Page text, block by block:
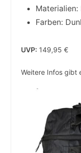
Materialien:
Farben:
UVP: 149,95 €
Weitere Infos gibt